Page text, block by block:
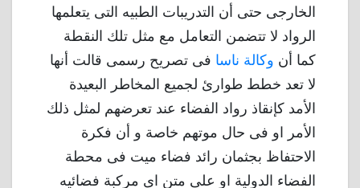
الخارجى حتى أن التدريبات الطبيه التى يتعلمها
الرواد لا تتضمن التعامل مع مثل تلك النقطة
كما أن وكالة ناسا فى تصريح رسمى قالت أنها
لا تعد خطط طوارئ لجميع المخاطر البعيدة
الأمد كإنقاذ رواد الفضاء عند تعرضهم لمثل ذلك
الأمر او فى حال موتهم خاصة و أن فكرة
الاحتفاظ بجثمان رائد فضاء ميت فى محطة
الفضاء الدولية او على متن اى مركبة فضائيه